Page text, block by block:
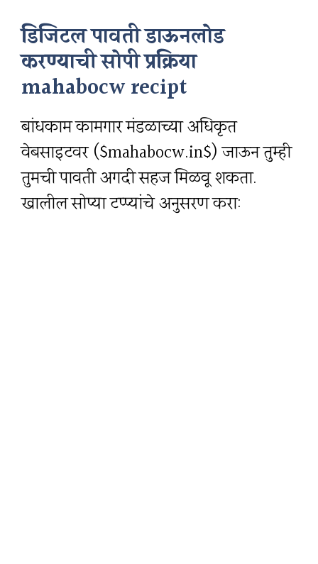
डिजिटल पावती डाऊनलोड
करण्याची सोपी प्रक्रिया
mahabocw recipt
बांधकाम कामगार मंडळाच्या अधिकृत
वेबसाइटवर ($mahabocw.in$) जाऊन तुम्ही
तुमची पावती अगदी सहज मिळवू शकता.
खालील सोप्या टप्प्यांचे अनुसरण करा: